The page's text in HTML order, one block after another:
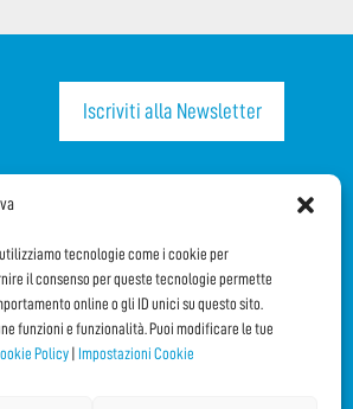
tecnologie come i cookie per
il consenso per queste tecnologie permette
online o gli ID unici su questo sito.
funzioni e funzionalità. Puoi modificare le tue
Policy Impostazioni Cookie
Iscriviti alla Newsletter